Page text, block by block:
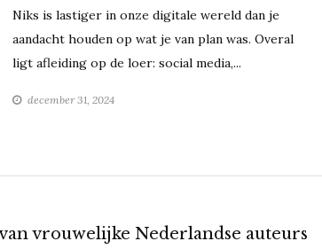
Niks is lastiger in onze digitale wereld dan je
aandacht houden op wat je van plan was. Overal
ligt afleiding op de loer: social media,...
december 31, 2024
vrouwelijke Nederlandse auteurs